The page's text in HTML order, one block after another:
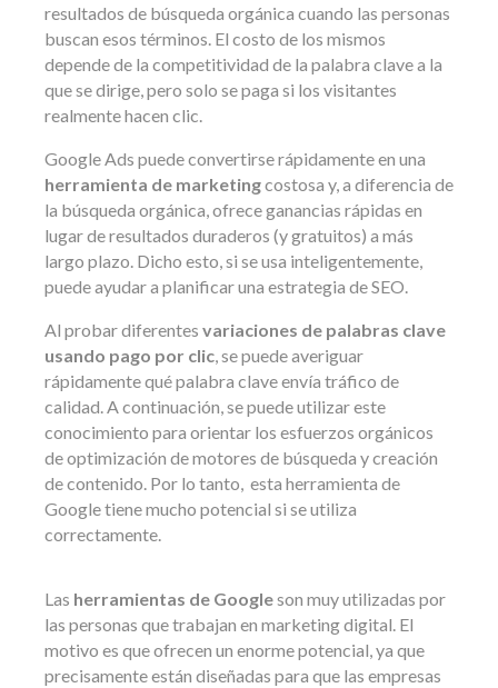
resultados de búsqueda orgánica cuando las personas
buscan esos términos. El costo de los mismos
depende de la competitividad de la palabra clave a la
que se dirige, pero solo se paga si los visitantes
realmente hacen clic.
Google Ads puede convertirse rápidamente en una
herramienta de marketingcostosa y, a diferencia de
la búsqueda orgánica, ofrece ganancias rápidas en
lugar de resultados duraderos (y gratuitos) a más
largo plazo. Dicho esto, si se usa inteligentemente,
puede ayudar a planificar una estrategia de SEO.
Al probar diferentes variaciones de palabras clave
usando pago por clic, se puede averiguar
rápidamente qué palabra clave envía tráfico de
calidad. A continuación, se puede utilizar este
conocimiento para orientar los esfuerzos orgánicos
de optimización de motores de búsqueda y creación
de contenido. Por lo tanto, esta herramienta de
Google tiene mucho potencial si se utiliza
correctamente.
Las herramientas de Googleson muy utilizadas por
las personas que trabajan en marketing digital. El
motivo es que ofrecen un enorme potencial, ya que
precisamente están diseñadas para que las empresas